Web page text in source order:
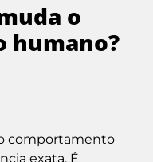
o
humano?
comportamento
exata. É